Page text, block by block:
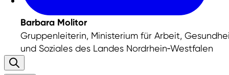
Barbara Molitor
Gruppenleiterin, Ministerium für Arbeit,
und Soziales des Landes Nordrhein‑Westfalen